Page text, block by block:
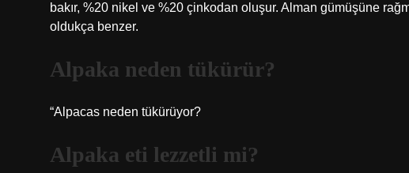
bakır, %20 nikel ve %20 çinkodan oluşur. Alman gümüşüne
oldukça benzer.
Alpaka neden tükürür?
“Alpacas neden tükürüyor?
Alpaka eti lezzetli mi?